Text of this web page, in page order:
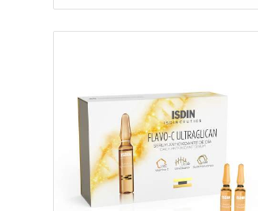
era:
40,45€.
es:
37,98€.